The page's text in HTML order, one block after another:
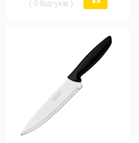
( 0 Відгуків )